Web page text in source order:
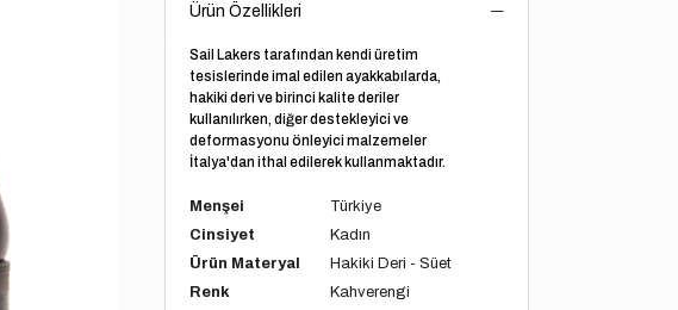
Ürün Özellikleri
Sail Lakers tarafından kendi üretim
tesislerinde imal edilen ayakkabılarda,
hakiki deri ve birinci kalite deriler
kullanılırken, diğer destekleyici ve
deformasyonu önleyici malzemeler
İtalya'dan ithal edilerek kullanmaktadır.
Menşei
Türkiye
Cinsiyet
Kadın
Ürün Materyal
Hakiki Deri - Süet
Renk
Kahverengi